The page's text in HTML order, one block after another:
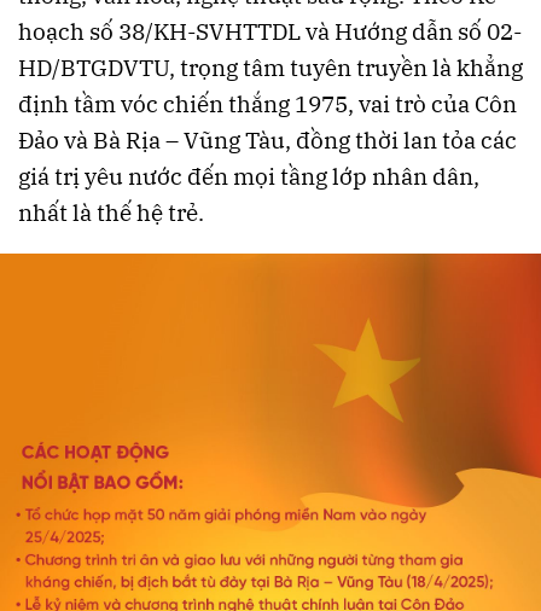
hoạch số 38/KH-SVHTTDL và Hướng dẫn số 02-
HD/BTGDVTU, trọng tâm tuyên truyền là khẳng
định tầm vóc chiến thắng 1975, vai trò của Côn
Đảo và Bà Rịa – Vũng Tàu, đồng thời lan tỏa các
giá trị yêu nước đến mọi tầng lớp nhân dân,
nhất là thế hệ trẻ​​​.